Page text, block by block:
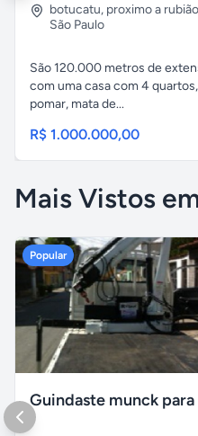
botucatu, proximo a
São Paulo
São 120.000 metros de
com uma casa com 4
pomar, mata de...
R$ 1.000.000,00
Mais Vistos
Popular